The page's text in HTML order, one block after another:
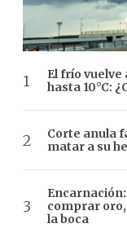
El frío vuelve
hasta 10°C:
Corte anula
matar a su
comprar oro,
la boca